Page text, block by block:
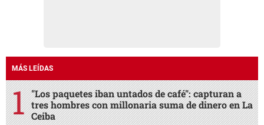
MÁS LEÍDAS
"Los paquetes iban untados de café": capturan a
tres hombres con millonaria suma de dinero en La
Ceiba